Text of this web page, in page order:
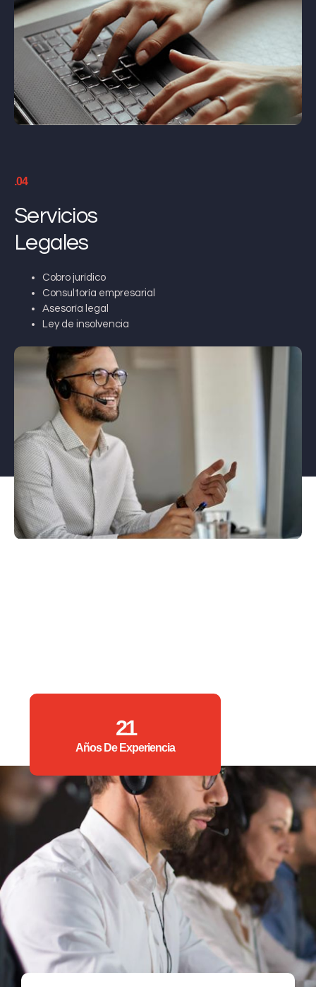
.04
Servicios
Legales
Cobro jurídico
Consultoría empresarial
Asesoría legal
Ley de insolvencia
21
Años De Experiencia